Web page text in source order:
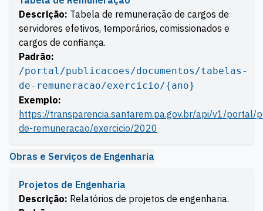
Descrição: Tabela de remuneração de cargos de
servidores efetivos, temporários, comissionados e
cargos de confiança.
Padrão:
/portal/publicacoes/documentos/tabelas-
de-remuneracao/exercicio/{ano}
Exemplo:
https://transparencia.santarem.pa.gov.br/api/v1/
de-remuneracao/exercicio/2020
Obras e Serviços de Engenharia
Projetos de Engenharia
Descrição: Relatórios de projetos de engenharia.